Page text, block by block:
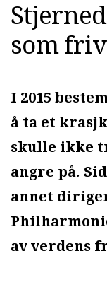
som
I 2015
å ta et
skulle ikke
angre på.
annet
av verdens